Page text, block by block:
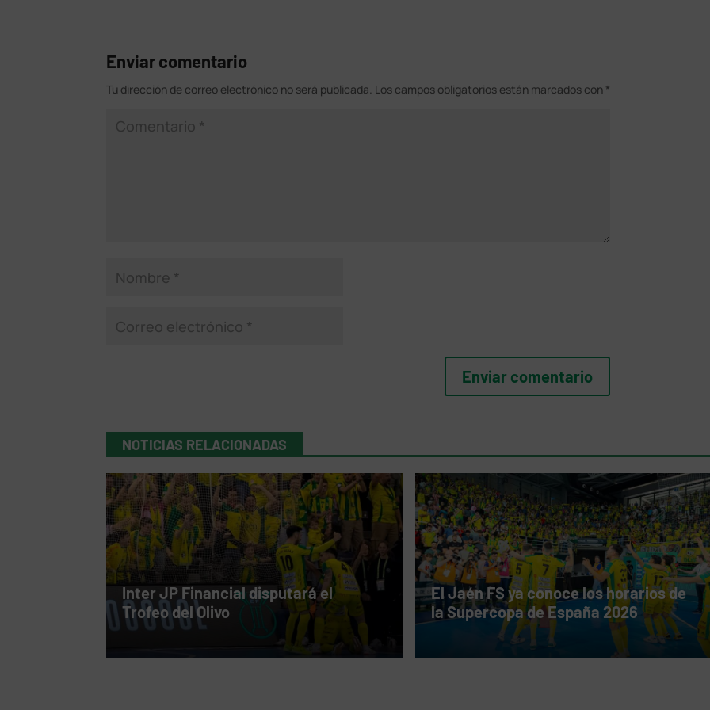
Enviar comentario
Tu dirección de correo electrónico no será publicada. Los campos obligatorios están marcados con *
NOTICIAS RELACIONADAS
Inter JP Financial disputará el
Trofeo del Olivo
El Jaén FS ya conoce los horarios de
la Supercopa de España 2026